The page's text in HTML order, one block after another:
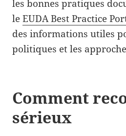
les bonnes pratiques
leEUDA Best Practice
des informations utiles
politiques et les
Comment
sérieux